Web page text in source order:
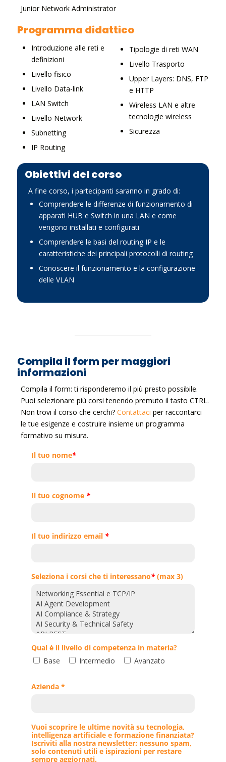
Junior Network Administrator
Programma didattico
Introduzione alle reti e
definizioni
Livello fisico
Livello Data-link
LAN Switch
Livello Network
Subnetting
IP Routing
Tipologie di reti WAN
Livello Trasporto
Upper Layers: DNS, FTP
e HTTP
Wireless LAN e altre
tecnologie wireless
Sicurezza
Obiettivi del corso
A fine corso, i partecipanti saranno in grado di:
Comprendere le differenze di funzionamento di
apparati HUB e Switch in una LAN e come
vengono installati e configurati
Comprendere le basi del routing IP e le
caratteristiche dei principali protocolli di routing
Conoscere il funzionamento e la configurazione
delle VLAN
Compila il form per maggiori
informazioni
Compila il form: ti risponderemo il più presto possibile.
Puoi selezionare più corsi tenendo premuto il tasto CTRL.
Non trovi il corso che cerchi?Contattaci per raccontarci
le tue esigenze e costruire insieme un programma
formativo su misura.
Il tuo nome*
Il tuo cognome *
Il tuo indirizzo email *
Seleziona i corsi che ti interessano* (max 3)
Qual è il livello di competenza in materia?
Base
Intermedio Avanzato
Azienda *
Vuoi scoprire le ultime novità su tecnologia,
intelligenza artificiale e formazione finanziata?
Iscriviti alla nostra newsletter: nessuno spam,
solo contenuti utili e ispirazioni per restare
sempre aggiornati.